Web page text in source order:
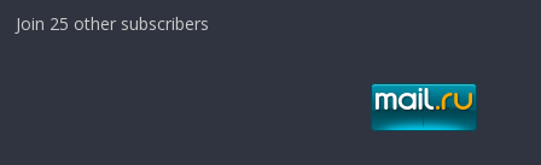
Join 25 other subscribers